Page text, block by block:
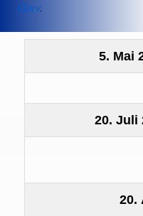
IServ.
5. Mai
20. Juli
20.